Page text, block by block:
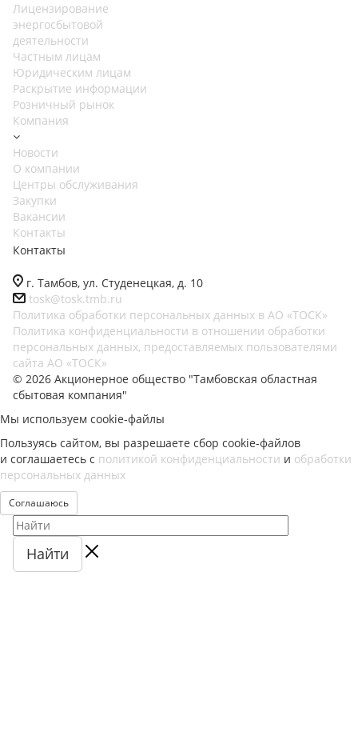
Лицензирование
энергосбытовой
деятельности
Частным лицам
Юридическим лицам
Раскрытие информации
Розничный рынок
Компания
Новости
О компании
Центры обслуживания
Закупки
Вакансии
Контакты
Контакты
г. Тамбов, ул. Студенецкая, д. 10
tosk@tosk.tmb.ru
Политика обработки персональных данных в АО «ТОСК»
Политика конфиденциальности в отношении обработки
персональных данных, предоставляемых пользователями
сайта АО «ТОСК»
© 2026 Акционерное общество "Тамбовская областная
сбытовая компания"
Мы используем cookie-файлы
Пользуясь сайтом, вы разрешаете сбор cookie-файлов
и соглашаетесь с политикой конфиденциальности и обработки
персональных данных
Соглашаюсь
Найти